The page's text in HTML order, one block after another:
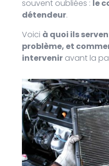
souvent oubliées : le
détendeur.
Voici à quoi ils
problème, et
interveniravant la